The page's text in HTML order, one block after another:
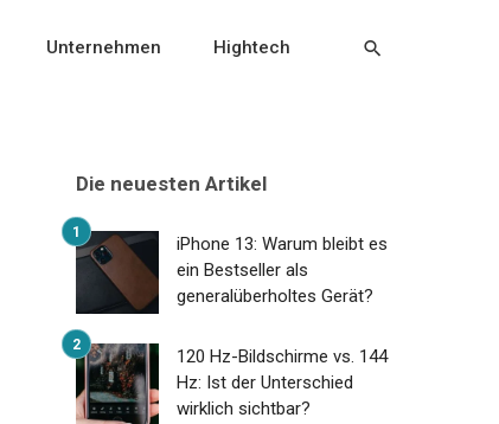
Unternehmen Hightech
Die neuesten Artikel
iPhone 13: Warum bleibt es
ein Bestseller als
generalüberholtes Gerät?
120 Hz-Bildschirme vs. 144
Hz: Ist der Unterschied
wirklich sichtbar?